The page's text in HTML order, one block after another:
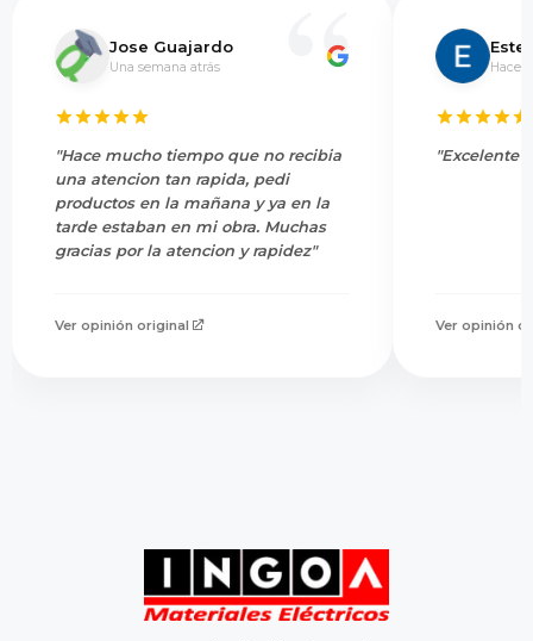
Jose Guajardo
Una semana atrás
"Hace mucho tiempo que no recibia
una atencion tan rapida, pedi
productos en la mañana y ya en la
tarde estaban en mi obra. Muchas
gracias por la atencion y rapidez"
Ver opinión original
Hace
"Excelente
Ver opinión